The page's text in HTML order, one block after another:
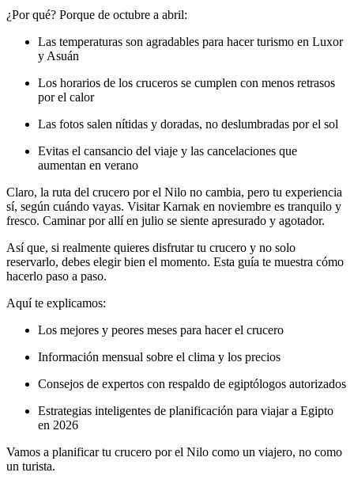
¿Por qué? Porque de octubre a abril:
Las temperaturas son agradables para hacer turismo en Luxor
y Asuán
Los horarios de los cruceros se cumplen con menos retrasos
por el calor
Las fotos salen nítidas y doradas, no deslumbradas por el sol
Evitas el cansancio del viaje y las cancelaciones que
aumentan en verano
Claro, la ruta del crucero por el Nilo no cambia, pero tu experiencia
sí, según cuándo vayas. Visitar Karnak en noviembre es tranquilo y
fresco. Caminar por allí en julio se siente apresurado y agotador.
Así que, si realmente quieres disfrutar tu crucero y no solo
reservarlo, debes elegir bien el momento. Esta guía te muestra cómo
hacerlo paso a paso.
Aquí te explicamos:
Los mejores y peores meses para hacer el crucero
Información mensual sobre el clima y los precios
Consejos de expertos con respaldo de egiptólogos autorizados
Estrategias inteligentes de planificación para viajar a Egipto
en 2026
Vamos a planificar tu crucero por el Nilo como un viajero, no como
un turista.